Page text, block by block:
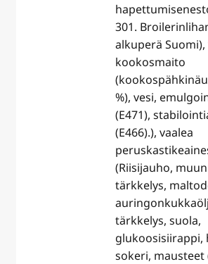
301.
alkuperä Suomi),
kookosmaito
%), vesi,
(E471),
(E466).), vaalea
(Riisijauho,
tärkkelys,
tärkkelys, suola,
glukoosisiirappi,
sokeri, mausteet